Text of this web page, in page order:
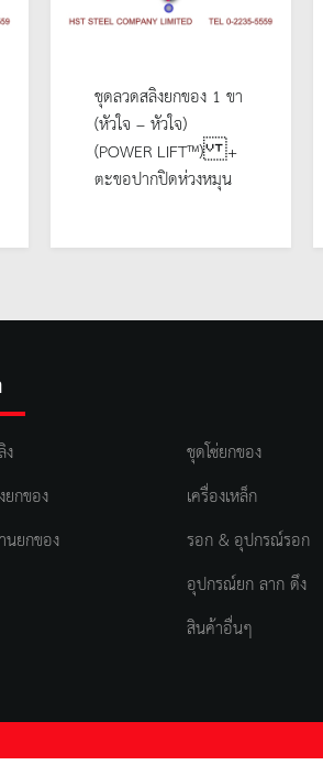
ชุดลวดสลิงยกของ 1 ขา
(หัวใจ – หัวใจ)
(POWER LIFT™) +
ตะขอปากปิดห่วงหมุน
กของ
นยกของ
ชุดโซ่ยกของ
เครื่องเหล็ก
รอก & อุปกรณ์รอก
อุปกรณ์ยก ลาก ดึง
สินค้าอื่นๆ